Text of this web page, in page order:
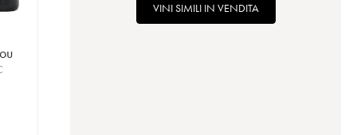
VINI SIMILI IN VENDITA